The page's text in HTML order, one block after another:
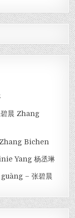
晨 Zhang
Bichen
Yang 杨丞琳
– 张碧晨